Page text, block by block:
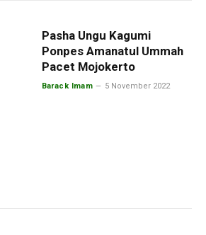
Pasha Ungu Kagumi
Ponpes Amanatul Ummah
Pacet Mojokerto
Barack Imam 5 November 2022